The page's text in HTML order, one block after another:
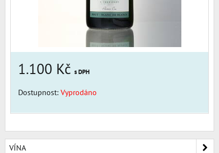
1.100 Kč s DPH
Dostupnost: Vyprodáno
VÍNA